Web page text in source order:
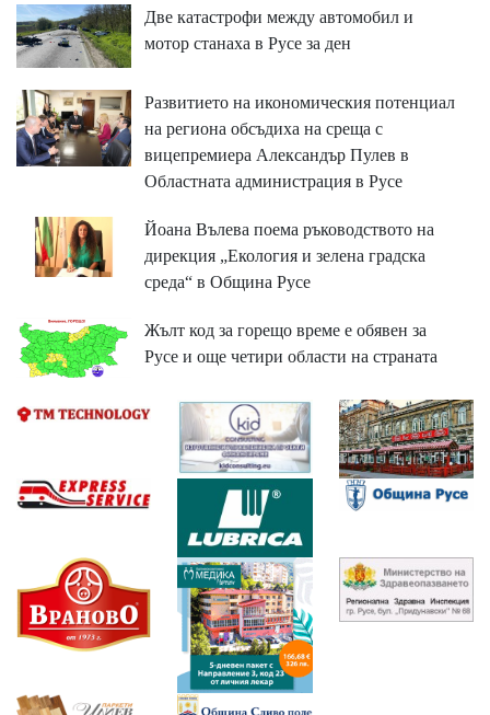
Две катастрофи между автомобил и
мотор станаха в Русе за ден
Развитието на икономическия потенциал
на региона обсъдиха на среща с
вицепремиера Александър Пулев в
Областната администрация в Русе
Йоана Вълева поема ръководството на
дирекция „Екология и зелена градска
среда“ в Община Русе
Жълт код за горещо време е обявен за
Русе и още четири области на страната